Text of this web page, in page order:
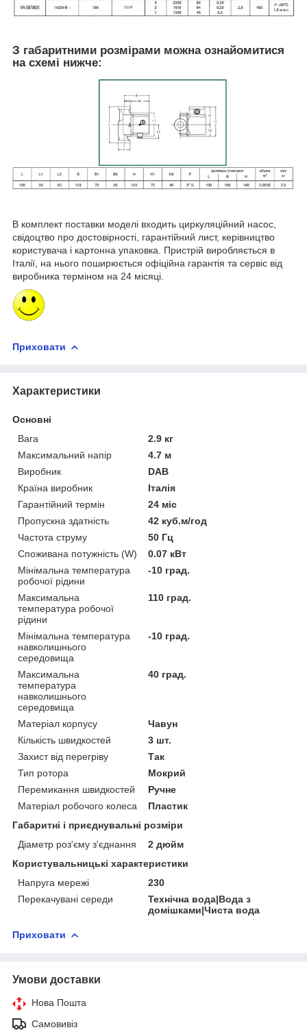
З габаритними розмірами можна ознайомитися
на схемі нижче:
В комплект поставки моделі входить циркуляційний насос,
свідоцтво про достовірності, гарантійний лист, керівництво
користувача і картонна упаковка. Пристрій виробляється в
Італії, на нього поширюється офіційна гарантія та сервіс від
виробника терміном на 24 місяці.
Приховати
Характеристики
Основні
Вага
2.9 кг
Максимальний напір
4.7 м
Виробник
DAB
Країна виробник
Італія
Гарантійний термін
24 міс
Пропускна здатність
42 куб.м/год
Частота струму
50 Гц
Споживана потужність (W)
0.07 кВт
Мінімальна температура
робочої рідини
-10 град.
Максимальна
температура робочої
рідини
110 град.
Мінімальна температура
навколишнього
середовища
-10 град.
Максимальна
температура
навколишнього
середовища
40 град.
Матеріал корпусу
Чавун
Кількість швидкостей
3 шт.
Захист від перегріву
Так
Тип ротора
Мокрий
Перемикання швидкостей
Ручне
Матеріал робочого колеса
Пластик
Габаритні і приєднувальні розміри
Діаметр роз'єму з'єднання
2 дюйм
Користувальницькі характеристики
Напруга мережі
230
Перекачувані середи
Технічна вода|Вода з
домішками|Чиста вода
Приховати
Умови доставки
Нова Пошта
Самовивіз